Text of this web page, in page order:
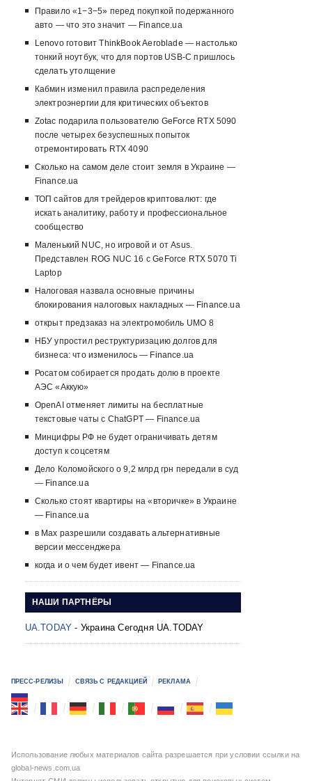
Правило «1−3−5» перед покупкой подержанного
авто — что это значит — Finance.ua
Lenovo готовит ThinkBook Aeroblade — настолько
тонкий ноутбук, что для портов USB-C пришлось
сделать утолщение
Кабмин изменил правила распределения
электроэнергии для критических объектов
Zotac подарила пользователю GeForce RTX 5090
после четырех безуспешных попыток
отремонтировать RTX 4090
Сколько на самом деле стоит земля в Украине —
Finance.ua
ТОП сайтов для трейдеров криптовалют: где
искать аналитику, работу и профессиональное
сообщество
Маленький NUC, но игровой и от Asus.
Представлен ROG NUC 16 с GeForce RTX 5070 Ti
Laptop
Налоговая назвала основные причины
блокирования налоговых накладных — Finance.ua
открыт предзаказ на электромобиль UMO 8
НБУ упростил реструктуризацию долгов для
бизнеса: что изменилось — Finance.ua
Росатом собирается продать долю в проекте
АЭС «Аккую»
OpenAI отменяет лимиты на бесплатные
текстовые чаты с ChatGPT — Finance.ua
Минцифры РФ не будет ограничивать детям
доступ к соцсетям
Дело Коломойского о 9,2 млрд грн передали в суд
— Finance.ua
Сколько стоят квартиры на «вторичке» в Украине
— Finance.ua
в Max разрешили создавать альтернативные
версии мессенджера
когда и о чем будет ивент — Finance.ua
НАШИ ПАРТНЁРЫ
UA.TODAY - Украина Сегодня UA.TODAY
ПРЕСС-РЕЛИЗЫ СВЯЗЬ С РЕДАКЦИЕЙ РЕКЛАМА
Использование любых материалов сайта разрешается при условии ссылки на
global-news.com.ua